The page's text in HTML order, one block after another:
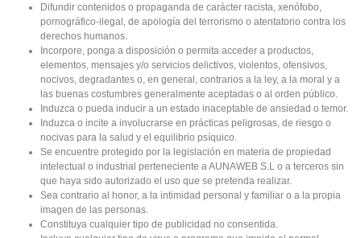
Difundir contenidos o propaganda de carácter racista, xenófobo,
pornográfico-ilegal, de apología del terrorismo o atentatorio contra los
derechos humanos.
Incorpore, ponga a disposición o permita acceder a productos,
elementos, mensajes y/o servicios delictivos, violentos, ofensivos,
nocivos, degradantes o, en general, contrarios a la ley, a la moral y a
las buenas costumbres generalmente aceptadas o al orden público.
Induzca o pueda inducir a un estado inaceptable de ansiedad o temor.
Induzca o incite a involucrarse en prácticas peligrosas, de riesgo o
nocivas para la salud y el equilibrio psíquico.
Se encuentre protegido por la legislación en materia de propiedad
intelectual o industrial perteneciente a AUNAWEB S.L o a terceros sin
que haya sido autorizado el uso que se pretenda realizar.
Sea contrario al honor, a la intimidad personal y familiar o a la propia
imagen de las personas.
Constituya cualquier tipo de publicidad no consentida.